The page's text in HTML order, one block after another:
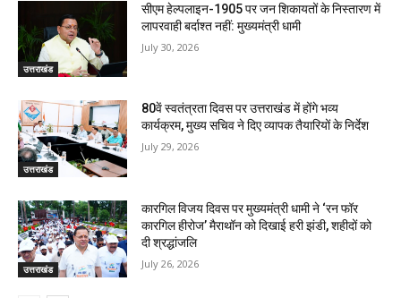
उत्तराखंड
सीएम हेल्पलाइन-1905 पर जन शिकायतों के निस्तारण में
लापरवाही बर्दाश्त नहीं: मुख्यमंत्री धामी
July 30, 2026
उत्तराखंड
80वें स्वतंत्रता दिवस पर उत्तराखंड में होंगे भव्य
कार्यक्रम, मुख्य सचिव ने दिए व्यापक तैयारियों के निर्देश
July 29, 2026
उत्तराखंड
कारगिल विजय दिवस पर मुख्यमंत्री धामी ने ‘रन फॉर
कारगिल हीरोज’ मैराथॉन को दिखाई हरी झंडी, शहीदों को
दी श्रद्धांजलि
July 26, 2026